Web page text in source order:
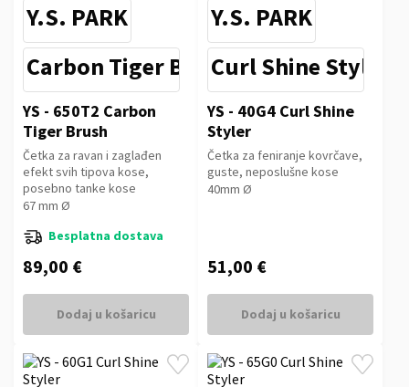
Y.S. PARK
Carbon Tiger Brush
YS - 650T2 Carbon
Tiger Brush
Četka za ravan i zaglađen
efekt svih tipova kose,
posebno tanke kose
67 mm Ø
Besplatna dostava
89,00 €
Dodaj u košaricu
Y.S. PARK
Curl Shine Styler
YS - 40G4 Curl Shine
Styler
Četka za feniranje kovrčave,
guste, neposlušne kose
40mm Ø
51,00 €
Dodaj u košaricu